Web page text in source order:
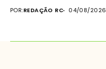
POR:REDAÇÃO RC 04/08/2026